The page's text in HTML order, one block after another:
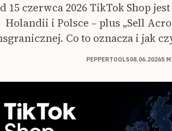
15 czerwca 2026 TikTok Shop
Holandii i Polsce – plus „Sell
Co to oznacza i jak
PEPPERTOOLS08.06.20265